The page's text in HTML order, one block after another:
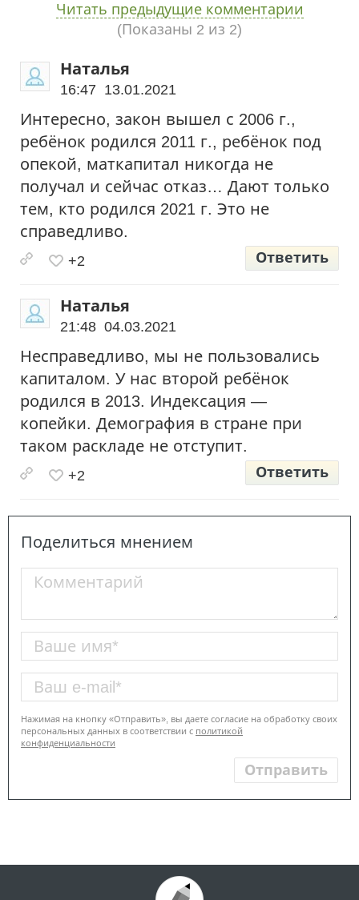
Читать предыдущие комментарии
(Показаны 2 из 2)
Наталья
16:47 13.01.2021
Интересно, закон вышел с 2006 г.,
ребёнок родился 2011 г., ребёнок под
опекой, маткапитал никогда не
получал и сейчас отказ… Дают только
тем, кто родился 2021 г. Это не
справедливо.
+2 Ответить
Наталья
21:48 04.03.2021
Несправедливо, мы не пользовались
капиталом. У нас второй ребёнок
родился в 2013. Индексация —
копейки. Демография в стране при
таком раскладе не отступит.
+2 Ответить
Поделиться мнением
Нажимая на кнопку «Отправить», вы даете согласие на обработку своих
персональных данных в соответствии с политикой
конфиденциальности